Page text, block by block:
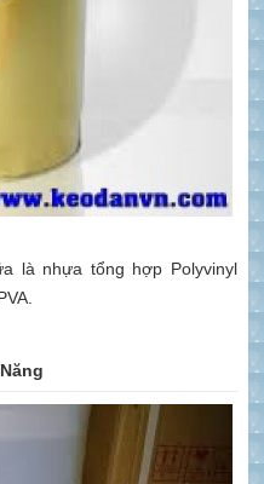
là nhựa tổng hợp Polyvinyl